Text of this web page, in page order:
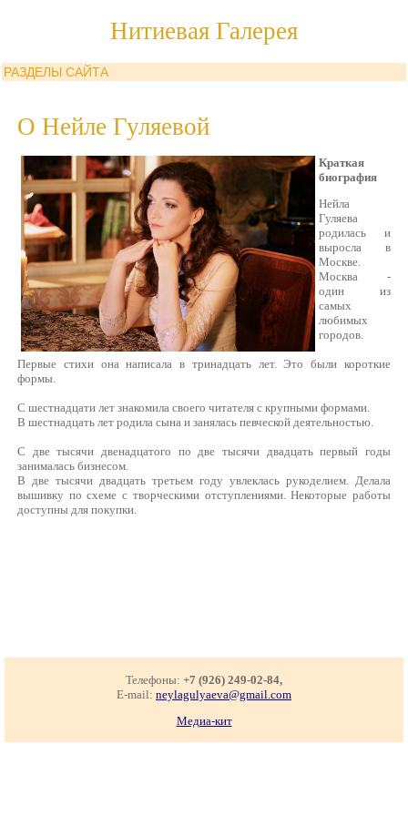
Нитиевая Галерея
РАЗДЕЛЫ САЙТА
О Нейле Гуляевой
Краткая
биография
Нейла
Гуляева
родилась и
выросла в
Москве.
Москва -
один из
самых
любимых
городов.
Первые стихи она написала в тринадцать лет. Это были короткие
формы.
С шестнадцати лет знакомила своего читателя с крупными формами.
В шестнадцать лет родила сына и занялась певческой деятельностью.
С две тысячи двенадцатого по две тысячи двадцать первый годы
занималась бизнесом.
В две тысячи двадцать третьем году увлеклась рукоделием. Делала
вышивку по схеме с творческими отступлениями. Некоторые работы
доступны для покупки.
Телефоны: +7 (926) 249-02-84,
E-mail: neylagulyaeva@gmail.com
Медиа-кит